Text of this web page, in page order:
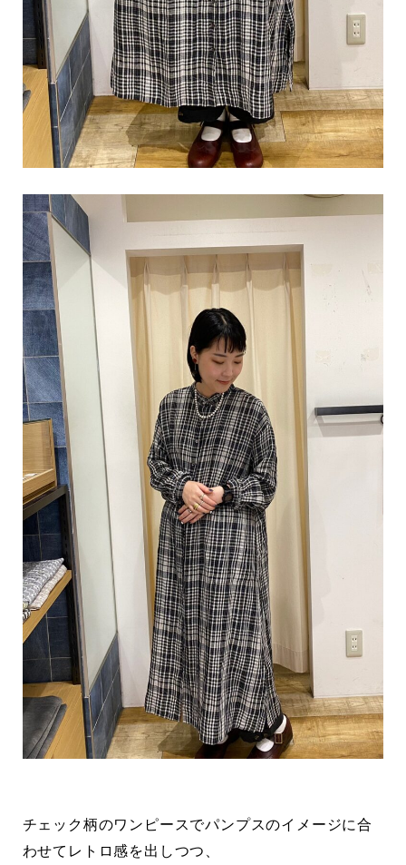
チェック柄のワンピースでパンプスのイメージに合
わせてレトロ感を出しつつ、